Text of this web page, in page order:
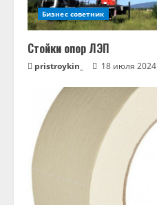
Бизнес советник
Стойки опор ЛЭП
pristroykin_ 18 июля 2024